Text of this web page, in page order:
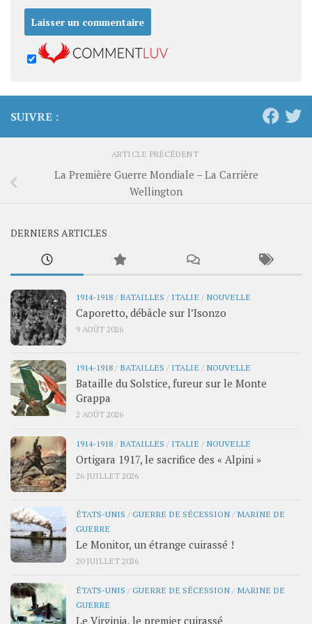
SUIVRE :
ARTICLE PRÉCÉDENT
La Première Guerre Mondiale – La Carrière
Wellington
DERNIERS ARTICLES
1914-1918/ BATAILLES / ITALIE / NOUVELLE
Caporetto, débâcle sur l’Isonzo
9 AOÛT 2026
1914-1918/ BATAILLES / ITALIE / NOUVELLE
Bataille du Solstice, fureur sur le Monte
Grappa
2 AOÛT 2026
1914-1918/ BATAILLES / ITALIE / NOUVELLE
Ortigara 1917, le sacrifice des « Alpini »
26 JUILLET 2026
ÉTATS-UNIS /GUERRE DE SÉCESSION/ MARINE DE
GUERRE
Le Monitor, un étrange cuirassé !
20 JUILLET 2026
ÉTATS-UNIS /GUERRE DE SÉCESSION/ MARINE DE
GUERRE
Le Virginia, le premier cuirassé